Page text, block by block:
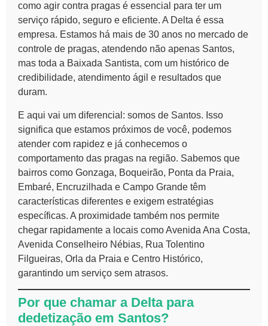
como agir contra pragas é essencial para ter um
serviço rápido, seguro e eficiente. A Delta é essa
empresa. Estamos há mais de 30 anos no mercado de
controle de pragas, atendendo não apenas Santos,
mas toda a Baixada Santista, com um histórico de
credibilidade, atendimento ágil e resultados que
duram.
E aqui vai um diferencial: somos de Santos. Isso
significa que estamos próximos de você, podemos
atender com rapidez e já conhecemos o
comportamento das pragas na região. Sabemos que
bairros como Gonzaga, Boqueirão, Ponta da Praia,
Embaré, Encruzilhada e Campo Grande têm
características diferentes e exigem estratégias
específicas. A proximidade também nos permite
chegar rapidamente a locais como Avenida Ana Costa,
Avenida Conselheiro Nébias, Rua Tolentino
Filgueiras, Orla da Praia e Centro Histórico,
garantindo um serviço sem atrasos.
Por que chamar a Delta para
dedetização em Santos?